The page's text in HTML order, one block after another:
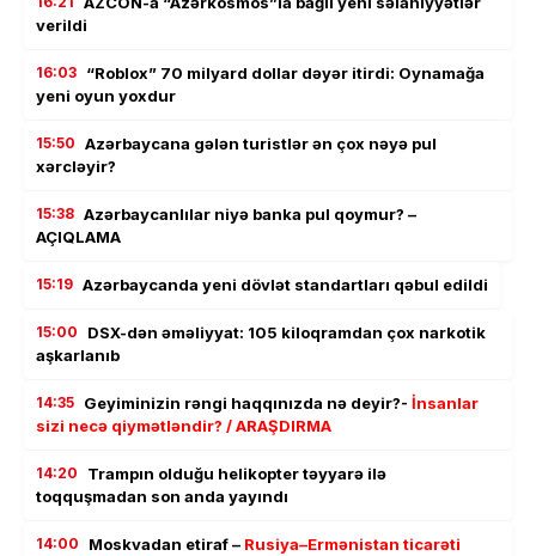
verildi
16:03 “Roblox” 70 milyard dollar dəyər itirdi: Oynamağa
yeni oyun yoxdur
15:50 Azərbaycana gələn turistlər ən çox nəyə pul
xərcləyir?
15:38 Azərbaycanlılar niyə banka pul qoymur? –
AÇIQLAMA
15:19 Azərbaycanda yeni dövlət standartları qəbul edildi
15:00
DSX-dən əməliyyat: 105 kiloqramdan çox narkotik
aşkarlanıb
14:35 Geyiminizin rəngi haqqınızda nə deyir?- İnsanlar
sizi necə qiymətləndir? / ARAŞDIRMA
14:20
Trampın olduğu helikopter təyyarə ilə
toqquşmadan son anda yayındı
14:00 Moskvadan etiraf – Rusiya–Ermənistan ticarəti